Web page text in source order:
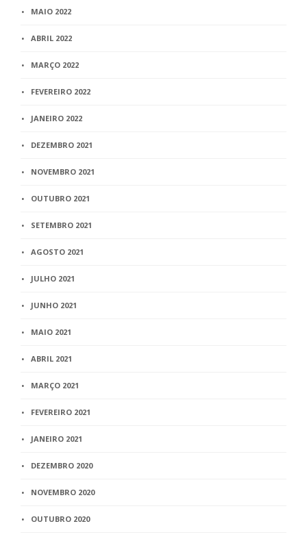
MAIO 2022
ABRIL 2022
MARÇO 2022
FEVEREIRO 2022
JANEIRO 2022
DEZEMBRO 2021
NOVEMBRO 2021
OUTUBRO 2021
SETEMBRO 2021
AGOSTO 2021
JULHO 2021
JUNHO 2021
MAIO 2021
ABRIL 2021
MARÇO 2021
FEVEREIRO 2021
JANEIRO 2021
DEZEMBRO 2020
NOVEMBRO 2020
OUTUBRO 2020